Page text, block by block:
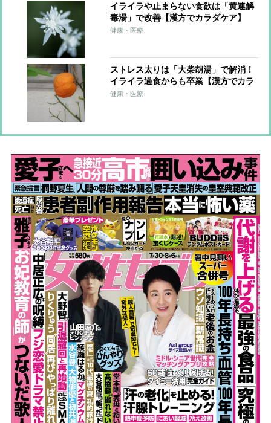
イライラや止まらない食欲は「黄連解
毒湯」で改善【漢方でカラダケア】
健康・医療
ストレス太りは「大柴胡湯」で解消！
イライラ過食からも卒業【漢方でカラ
ダケア】
健康・医療